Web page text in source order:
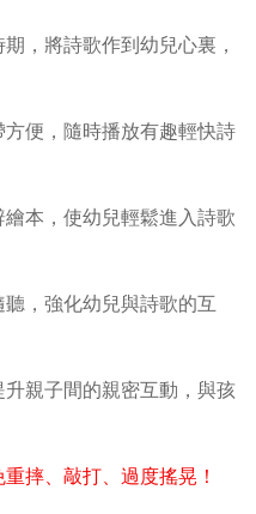
，將詩歌作到幼兒心裏，
便，隨時播放有趣輕快詩
本，使幼兒輕鬆進入詩歌
，強化幼兒與詩歌的互
親子間的親密互動，與孩
摔、敲打、過度搖晃！